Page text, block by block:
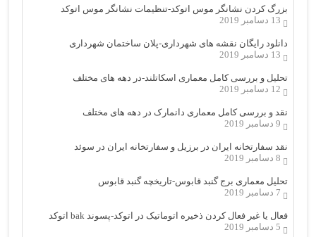
بزرگ کردن نشانگر موس اتوکد-تنظیمات نشانگر موس اتوکد
13 دسامبر 2019
دانلود رایگان نقشه های شهرداری-پلان ساختمان شهرداری
13 دسامبر 2019
تحلیل و بررسی کامل معماری اسکاتلند-در دهه های مختلف
12 دسامبر 2019
نقد و بررسی کامل معماری دانمارک در دهه های مختلف
9 دسامبر 2019
نقد سفارتخانه ایران در برزیل و سفارتخانه ایران در سوئد
8 دسامبر 2019
تحلیل معماری برج گنبد قابوس-تاریخچه گنبد قابوس
7 دسامبر 2019
فعال یا غیر فعال کردن ذخیره اتوماتیک در اتوکد-پسوند bak اتوکد
5 دسامبر 2019